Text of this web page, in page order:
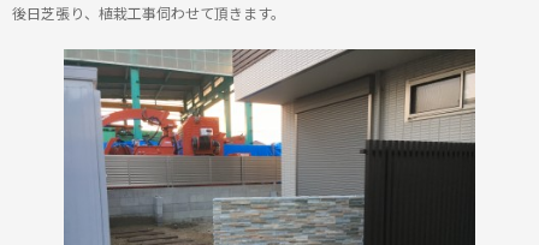
後日芝張り、植栽工事伺わせて頂きます。